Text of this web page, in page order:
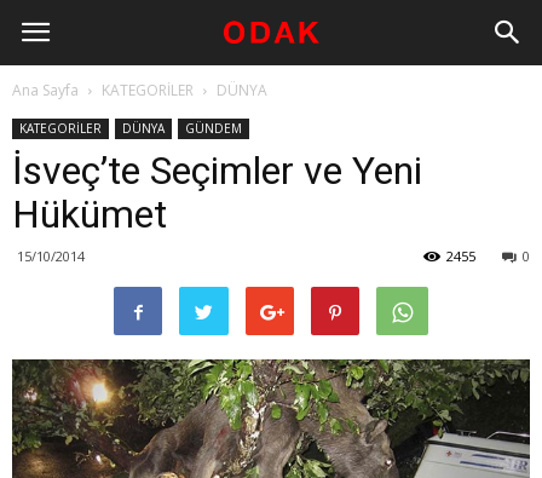
Ana Sayfa KATEGORİLER DÜNYA
KATEGORİLER DÜNYA GÜNDEM
İsveç’te Seçimler ve Yeni
Hükümet
15/10/2014 0
2455